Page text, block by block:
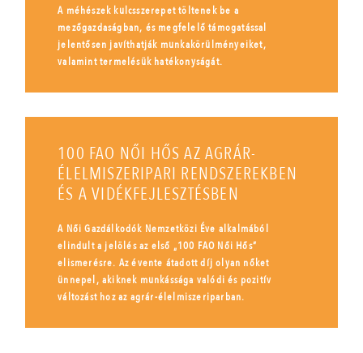
A méhészek kulcsszerepet töltenek be a
mezőgazdaságban, és megfelelő támogatással
jelentősen javíthatják munkakörülményeiket,
valamint termelésük hatékonyságát.
100 FAO NŐI HŐS AZ AGRÁR-
ÉLELMISZERIPARI RENDSZEREKBEN
ÉS A VIDÉKFEJLESZTÉSBEN
A Női Gazdálkodók Nemzetközi Éve alkalmából
elindult a jelölés az első „100 FAO Női Hős”
elismerésre. Az évente átadott díj olyan nőket
ünnepel, akiknek munkássága valódi és pozitív
változást hoz az agrár-élelmiszeriparban.